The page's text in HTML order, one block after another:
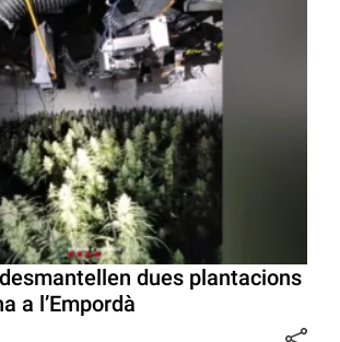
dues plantacions
a l’Empordà